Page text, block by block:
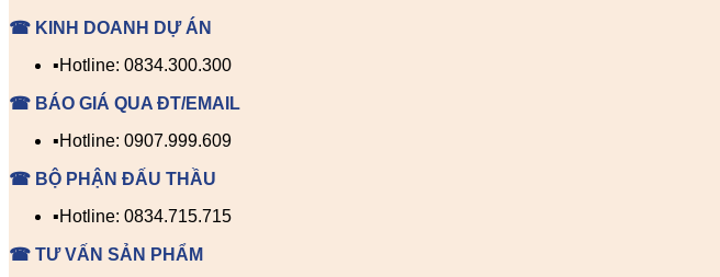
☎ KINH DOANH DỰ ÁN
▪️Hotline: 0834.300.300
☎ BÁO GIÁ QUA ĐT/EMAIL
▪️Hotline: 0907.999.609
☎ BỘ PHẬN ĐẤU THẦU
▪️Hotline: 0834.715.715
☎ TƯ VẤN SẢN PHẨM